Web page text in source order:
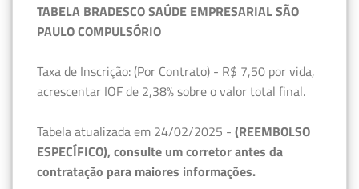
TABELA BRADESCO SAÚDE EMPRESARIAL SÃO
PAULO COMPULSÓRIO
Taxa de Inscrição: (Por Contrato) - R$ 7,50 por vida,
acrescentar IOF de 2,38% sobre o valor total final.
Tabela atualizada em 24/02/2025 - (REEMBOLSO
ESPECÍFICO), consulte um corretor antes da
contratação para maiores informações.